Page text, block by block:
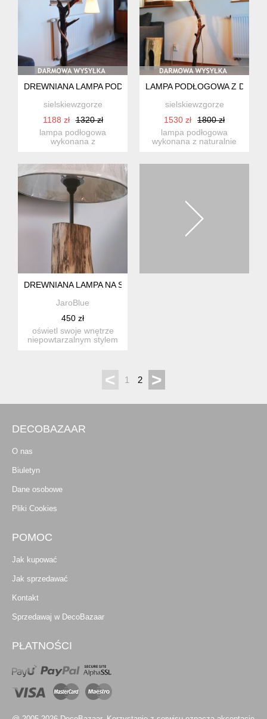
DREWNIANA LAMPA PODŁOGOWA Z KREMOWYM
sielskiewzgorze
1188 zł
1320 zł
lampa podłogowa
wykonana z
LAMPA PODŁOGOWA Z
sielskiewzgorze
1530 zł
1800 zł
lampa podłogowa
wykonana z naturalnie
DREWNIANA LAMPA NA STOLIK
JaroBlue
450 zł
oświetl swoje wnętrze
niepowtarzalnym stylem
< 1 2 >
DECOBAZAAR
O nas
Biuletyn
Dane osobowe
Pliki Cookies
POMOC
Jak kupować
Jak sprzedawać
Kontakt
Sprzedawaj w DecoBazaar
PŁATNOŚCI